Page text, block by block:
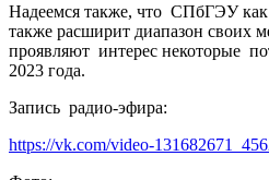
Надеемся также, что СПбГЭУ как
также расширит диапазон своих
проявляют интерес некоторые
2023 года.
Запись радио-эфира:
https://vk.com/video-